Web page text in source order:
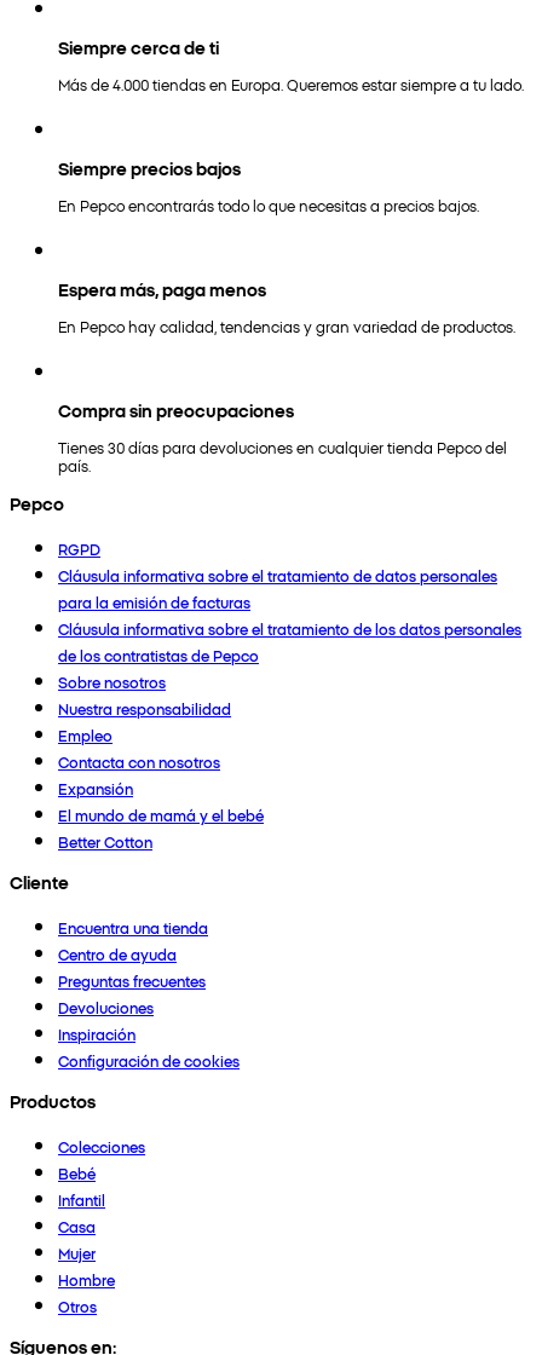
Siempre cerca de ti
Más de 4.000 tiendas en Europa. Queremos estar siempre a tu lado.
Siempre precios bajos
En Pepco encontrarás todo lo que necesitas a precios bajos.
Espera más, paga menos
En Pepco hay calidad, tendencias y gran variedad de productos.
Compra sin preocupaciones
Tienes 30 días para devoluciones en cualquier tienda Pepco del
país.
Pepco
RGPD
Cláusula informativa sobre el tratamiento de datos personales
para la emisión de facturas
Cláusula informativa sobre el tratamiento de los datos personales
de los contratistas de Pepco
Sobre nosotros
Nuestra responsabilidad
Empleo
Contacta con nosotros
Expansión
El mundo de mamá y el bebé
Better Cotton
Cliente
Encuentra una tienda
Centro de ayuda
Preguntas frecuentes
Devoluciones
Inspiración
Configuración de cookies
Productos
Colecciones
Bebé
Infantil
Casa
Mujer
Hombre
Otros
Síguenos en: